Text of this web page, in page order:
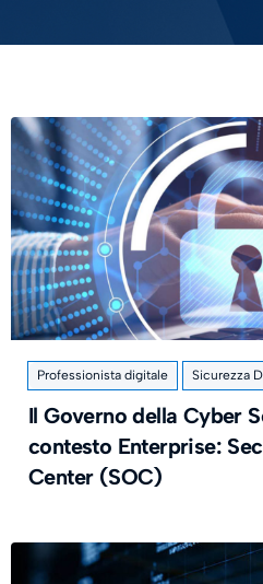
Professionista digitale Sicurezza
Il Governo della Cyber
contesto Enterprise:
Center (SOC)